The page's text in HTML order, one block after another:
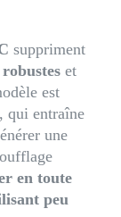
suppriment
et
est
, qui entraîne
une
en toute
peu